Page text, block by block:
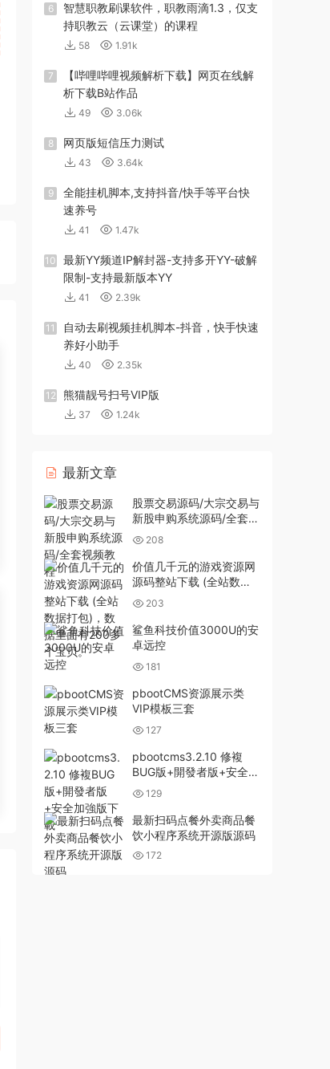
6
智慧职教刷课软件，职教雨滴1.3，仅支
持职教云（云课堂）的课程
58 1.91k
7
【哔哩哔哩视频解析下载】网页在线解
析下载B站作品
49 3.06k
8 网页版短信压力测试
43 3.64k
9
全能挂机脚本,支持抖音/快手等平台快
速养号
41 1.47k
10
最新YY频道IP解封器-支持多开YY-破解
限制-支持最新版本YY
41 2.39k
11
自动去刷视频挂机脚本-抖音，快手快速
养好小助手
40 2.35k
12 熊猫靓号扫号VIP版
37 1.24k
最新文章
股票交易源码/大宗交易与
新股申购系统源码/全套视
频教程
208
价值几千元的游戏资源网
源码整站下载 (全站数据
打包)，数据里面有200多
个宝贝。
203
鲨鱼科技价值3000U的安
卓远控
181
pbootCMS资源展示类
VIP模板三套
127
pbootcms3.2.10 修複
BUG版+開發者版+安全加
強版下載
129
最新扫码点餐外卖商品餐
饮小程序系统开源版源码
172